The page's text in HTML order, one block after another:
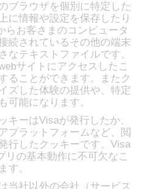
ブラウザを個別に特定した
に情報や設定を保存したり
らお客さまのコンピュータ
続されているその他の端末
なテキストファイルです。
サイトにアクセスしたこ
ることができます。またク
ズした体験の提供や、特定
可能になります。
キーはVisaが発行したか、
プラットフォームなど、閲
行したクッキーです。Visa
リの基本動作に不可欠なこ
す。
当社以外の会社（サービス